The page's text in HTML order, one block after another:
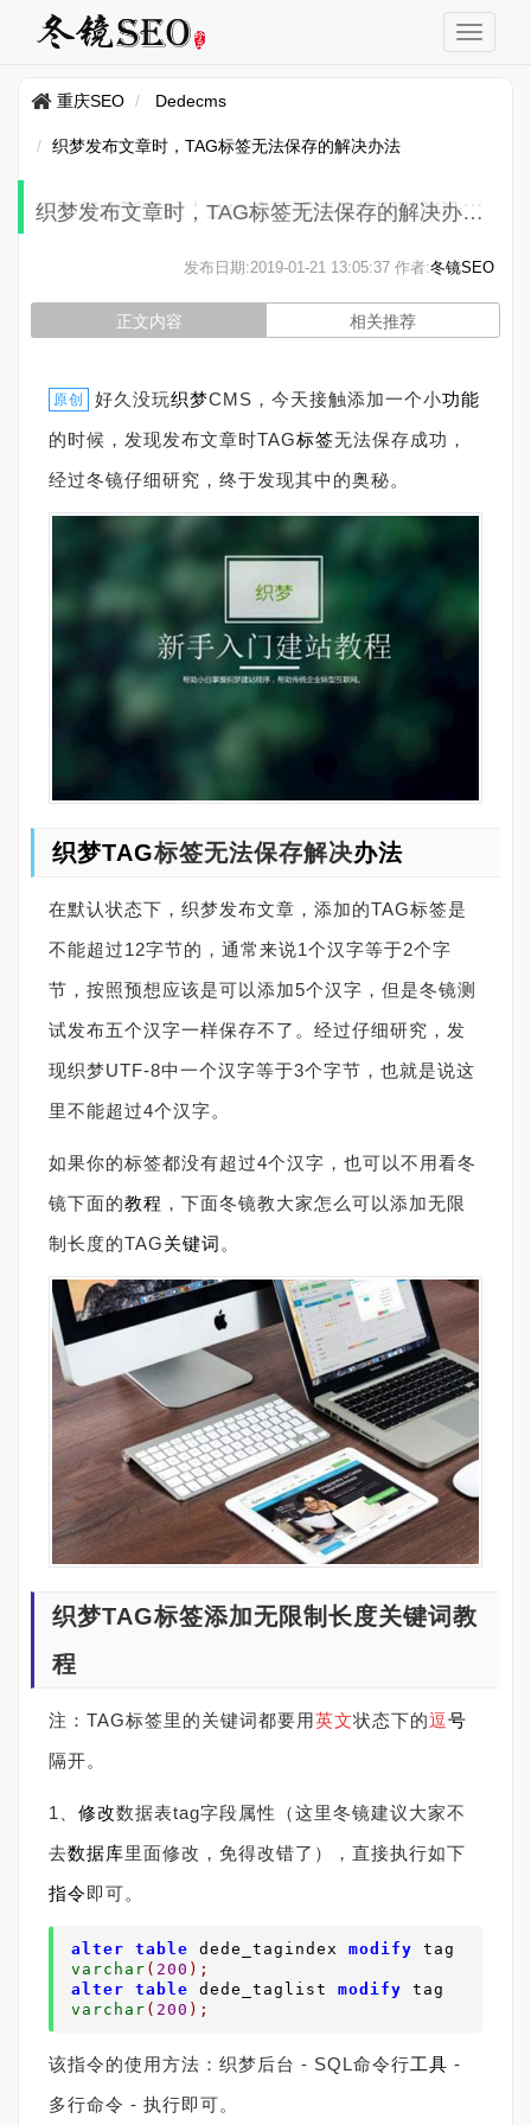
重庆SEO Dedecms
织梦发布文章时，TAG标签无法保存的解决办法
织梦发布文章时，TAG标签无法保存的解决办法
发布日期:2019-01-21 13:05:37 作者:冬镜SEO
正文内容 相关推荐
原创 好久没玩织梦CMS，今天接触添加一个小功能
的时候，发现发布文章时TAG标签无法保存成功，
经过冬镜仔细研究，终于发现其中的奥秘。
织梦TAG标签无法保存解决办法
在默认状态下，织梦发布文章，添加的TAG标签是
不能超过12字节的，通常来说1个汉字等于2个字
节，按照预想应该是可以添加5个汉字，但是冬镜测
试发布五个汉字一样保存不了。经过仔细研究，发
现织梦UTF-8中一个汉字等于3个字节，也就是说这
里不能超过4个汉字。
如果你的标签都没有超过4个汉字，也可以不用看冬
镜下面的教程 ，下面冬镜教大家怎么可以添加无限
制长度的TAG关键词 。
织梦TAG标签添加无限制长度关键词教
程
注：TAG标签里的关键词都要用英文状态下的逗号
隔开。
1、 修改数据表tag字段属性（这里冬镜建议大家不
去数据库里面修改，免得改错了），直接执行如下
指令即可。
alter table dede_tag index modify
varchar ( 200 );
alter
table dede_taglist modify
varchar ( 200 );
该指令的使用方法：织梦后台 - SQL命令行工具 -
多行命令 - 执行即可。